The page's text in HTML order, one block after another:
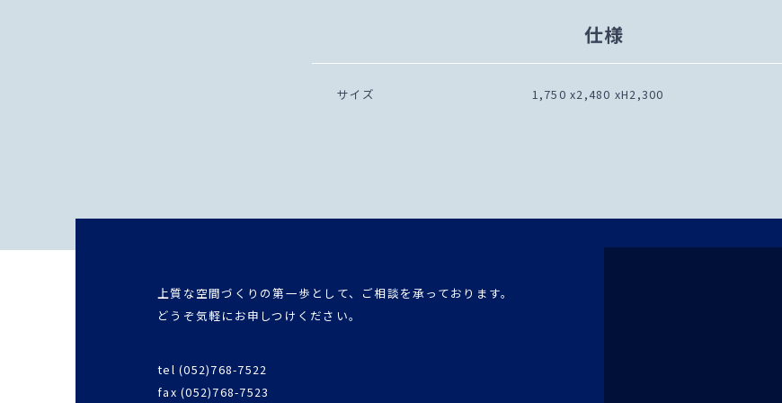
仕様
サイズ 1,750 x2,480 xH2,300
上質な空間づくりの第一歩として、ご相談を承っております。
どうぞ気軽にお申しつけください。
tel (052)768-7522
fax (052)768-7523